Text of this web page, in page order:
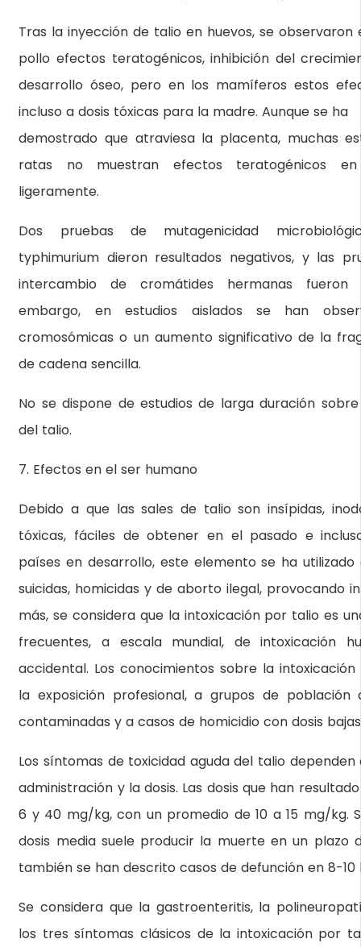
Tras la inyección de talio en huevos, se observaron
pollo efectos teratogénicos, inhibición del
desarrollo óseo, pero en los mamíferos estos
incluso a dosis tóxicas para la madre. Aunque se ha
demostrado que atraviesa la placenta, muchas
ratas no muestran efectos teratogénicos
ligeramente.
Dos pruebas de mutagenicidad
typhimurium dieron resultados negativos, y las
intercambio de cromátides hermanas fueron
embargo, en estudios aislados se han
cromosómicas o un aumento significativo de la
de cadena sencilla.
No se dispone de estudios de larga duración
del talio.
7. Efectos en el ser humano
Debido a que las sales de talio son insípidas,
tóxicas, fáciles de obtener en el pasado e
países en desarrollo, este elemento se ha
suicidas, homicidas y de aborto ilegal, provocando
más, se considera que la intoxicación por talio es
frecuentes, a escala mundial, de intoxicación
accidental. Los conocimientos sobre la
la exposición profesional, a grupos de población
contaminadas y a casos de homicidio con dosis
Los síntomas de toxicidad aguda del talio
administración y la dosis. Las dosis que han
6 y 40 mg/kg, con un promedio de 10 a 15 mg/kg.
dosis media suele producir la muerte en un plazo
también se han descrito casos de defunción en 8-10
Se considera que la gastroenteritis, la
los tres síntomas clásicos de la intoxicación por